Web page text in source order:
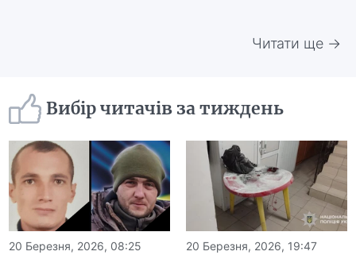
Читати ще →
Вибір читачів за тиждень
20 Березня, 2026, 08:25 20 Березня, 2026, 19:47